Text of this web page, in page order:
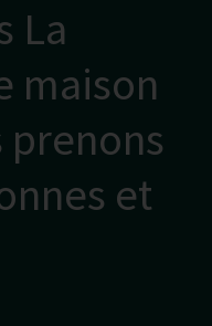
La
maison
et